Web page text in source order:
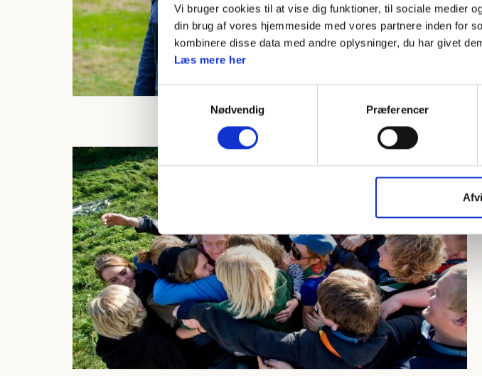
Vi bruger cookies til at vise dig funktioner, til sociale medier
din brug af vores hjemmeside med vores partnere inden for
kombinere disse data med andre oplysninger, du har givet
Læs mere her
Samtykkevalg
Nødvendig
Præferencer